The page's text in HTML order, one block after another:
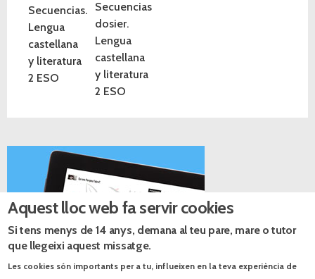
Secuencias.
Lengua
castellana
y literatura
2 ESO
Secuencias
dosier.
Lengua
castellana
y literatura
2 ESO
Aquest lloc web fa servir cookies
Si tens menys de 14 anys, demana al teu pare, mare o tutor
que llegeixi aquest missatge.
Les cookies són importants per a tu, influeixen en la teva experiència de